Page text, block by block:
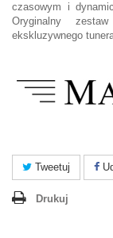
czasowym i
Oryginalny
ekskluzywnego
Tweetuj
Drukuj